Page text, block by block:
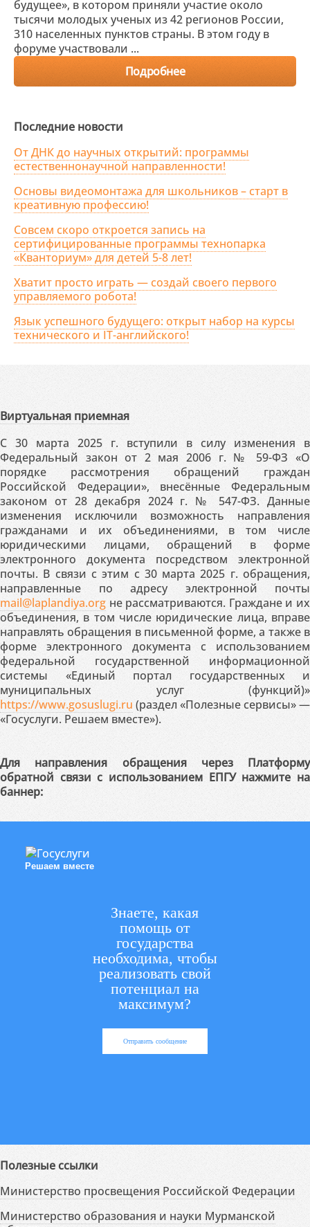
будущее», в котором приняли участие около
тысячи молодых ученых из 42 регионов России,
310 населенных пунктов страны. В этом году в
форуме участвовали ...
Подробнее
Последние новости
От ДНК до научных открытий: программы
естественнонаучной направленности!
Основы видеомонтажа для школьников – старт в
креативную профессию!
Совсем скоро откроется запись на
сертифицированные программы технопарка
«Кванториум» для детей 5-8 лет!
Хватит просто играть — создай своего первого
управляемого робота!
Язык успешного будущего: открыт набор на курсы
технического и IT-английского!
Виртуальная приемная
С 30 марта 2025 г. вступили в силу изменения в
Федеральный закон от 2 мая 2006 г. № 59-ФЗ «О
порядке рассмотрения обращений граждан
Российской Федерации», внесённые Федеральным
законом от 28 декабря 2024 г. № 547-ФЗ. Данные
изменения исключили возможность направления
гражданами и их объединениями, в том числе
юридическими лицами, обращений в форме
электронного документа посредством электронной
почты. В связи с этим с 30 марта 2025 г. обращения,
направленные по адресу электронной почты
mail@laplandiya.org не рассматриваются. Граждане и их
объединения, в том числе юридические лица, вправе
направлять обращения в письменной форме, а также в
форме электронного документа с использованием
федеральной государственной информационной
системы «Единый портал государственных и
муниципальных услуг (функций)»
https://www.gosuslugi.ru (раздел «Полезные сервисы» —
«Госуслуги. Решаем вместе»).
Для направления обращения через Платформу
обратной связи с использованием ЕПГУ нажмите на
баннер:
Решаем вместе
Знаете, какая
помощь от
государства
необходима, чтобы
реализовать свой
потенциал на
максимум?
Отправить сообщение
Полезные ссылки
Министерство просвещения Российской Федерации
Министерство образования и науки Мурманской